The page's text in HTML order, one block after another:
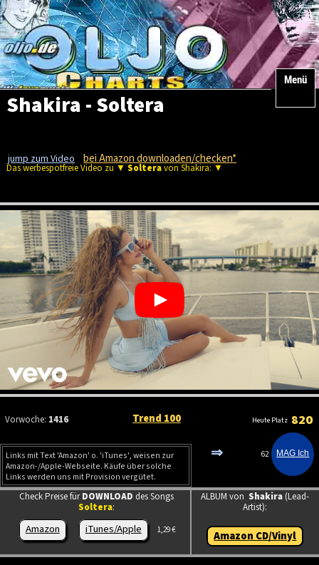
Menü
Shakira - Soltera
jump zum Video bei Amazon downloaden/checken*
Das werbespotfreie Video zu ▼ Solteravon Shakira: ▼
Vorwoche: 1416 Trend 100 Heute Platz 820
Links mit Text 'Amazon' o. 'iTunes', weisen zur
Amazon-/Apple-Webseite. Käufe über solche
Links werden uns mit Provision vergütet.
⇒ 62
Check Preise fürDOWNLOAD des Songs
Soltera:
Amazon iTunes/Apple 1,29 €
ALBUM von Shakira (Lead-
Artist):
Amazon CD/Vinyl